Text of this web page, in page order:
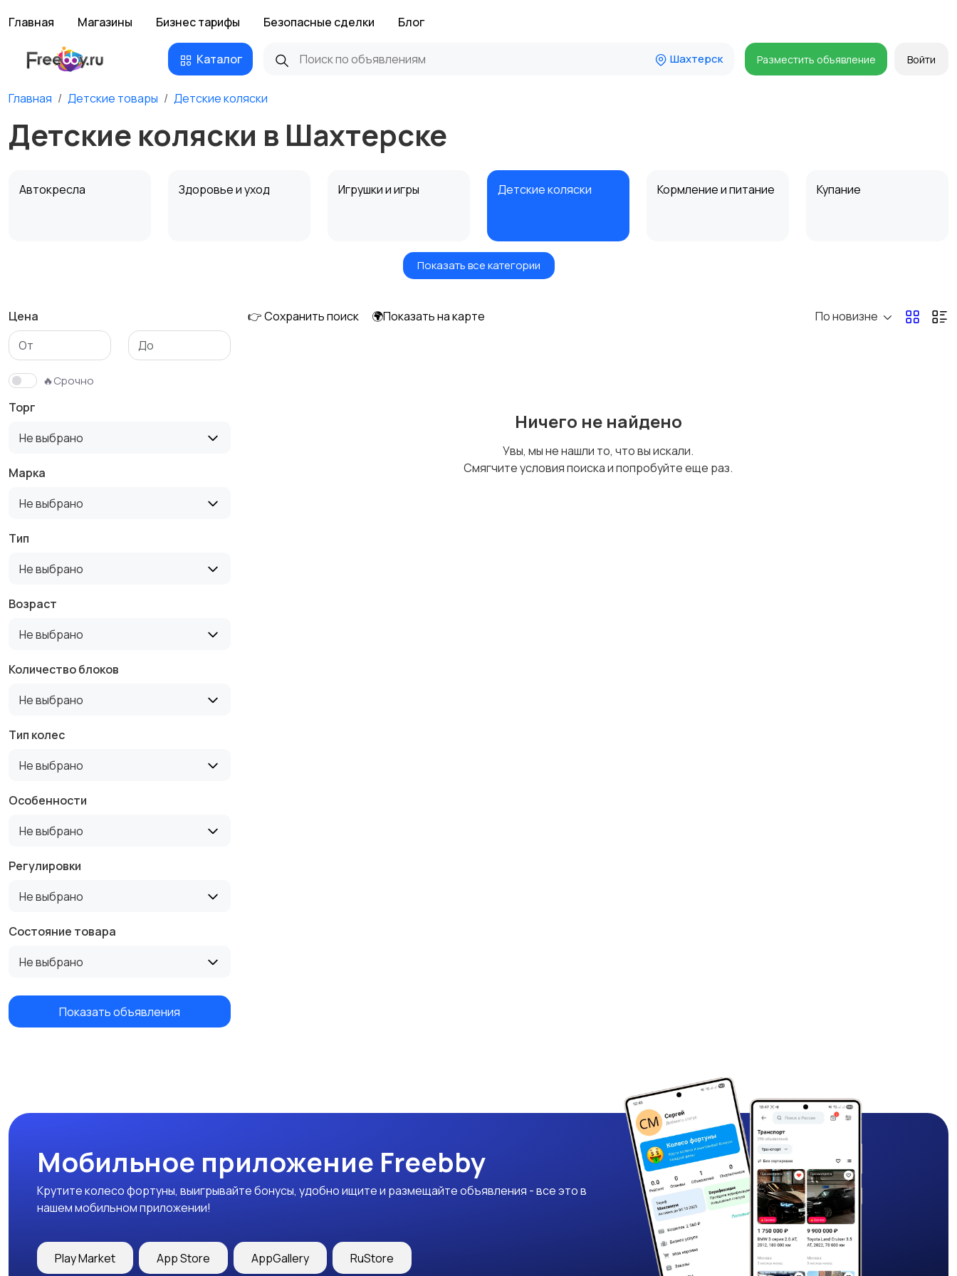
Главная Магазины Бизнес тарифы Безопасные сделки Блог
Каталог Шахтерск Разместить объявление Войти
Главная Детские товары Детские коляски
Детские коляски в Шахтерске
Автокресла Здоровье и уход Игрушки и игры Детские коляски Кормление и питание Купание
Радио- и видеоняни Товары для мам
Детская одежда Детская обувь
Показать все категории
Цена
🔥Срочно
Торг
Не выбрано
Марка
Не выбрано
Тип
Не выбрано
Возраст
Не выбрано
Количество блоков
Не выбрано
Тип колес
Не выбрано
Особенности
Не выбрано
Регулировки
Не выбрано
Состояние товара
Не выбрано
Показать объявления
👉 Сохранить поиск 🌍Показать на карте По новизне
Ничего не найдено
Увы, мы не нашли то, что вы искали.
Смягчите условия поиска и попробуйте еще раз.
Мобильное приложение Freebby
Крутите колесо фортуны, выигрывайте бонусы, удобно ищите и размещайте объявления - все это в
нашем мобильном приложении!
Play Market App Store AppGallery RuStore